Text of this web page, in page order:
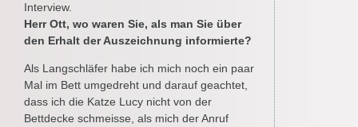
Interview.
Herr Ott, wo waren Sie, als man Sie über
den Erhalt der Auszeichnung informierte?
Als Langschläfer habe ich mich noch ein paar
Mal im Bett umgedreht und darauf geachtet,
dass ich die Katze Lucy nicht von der
Bettdecke schmeisse, als mich der Anruf